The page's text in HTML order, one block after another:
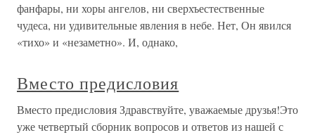
фанфары, ни хоры ангелов, ни сверхъестественные
чудеса, ни удивительные явления в небе. Нет, Он явился
«тихо» и «незаметно». И, однако,
Вместо предисловия
Вместо предисловия Здравствуйте, уважаемые друзья!Это
уже четвертый сборник вопросов и ответов из нашей с